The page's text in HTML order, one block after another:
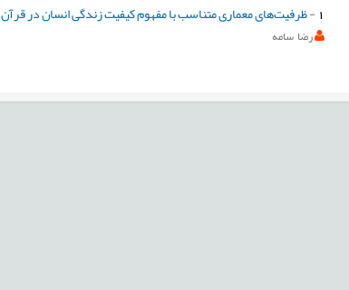
1
-ظرفیت‌های معماری متناسب با مفهوم کیفیت زندگی انسان در قرآن
رضا سامه